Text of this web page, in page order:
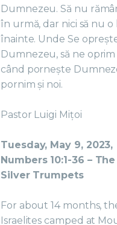
Dumnezeu. Să nu
în urmă, dar nici să nu o
înainte. Unde Se
Dumnezeu, să ne oprim
când pornește
pornim și noi.
Pastor Luigi Mițoi
Tuesday, May 9, 2023,
Numbers 10:1-36 – The
Silver Trumpets
For about 14 months,
Israelites camped at